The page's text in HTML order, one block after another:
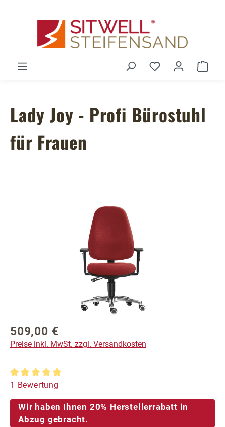
Du hast 0
Lady Joy - Profi Bürostuhl
für Frauen
Bildergalerie überspringen
Regulärer Preis:
509,00 €
Preise inkl. MwSt. zzgl. Versandkosten
Durchschnittliche Bewertung von 5 von 5 Sternen
1 Bewertung
Wir haben Ihnen 20% Herstellerrabatt in
Abzug gebracht.